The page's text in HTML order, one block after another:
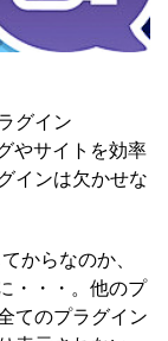
グイン
やサイトを効率
インは欠かせな
からなのか、
・・・。他のプ
てのプラグイン